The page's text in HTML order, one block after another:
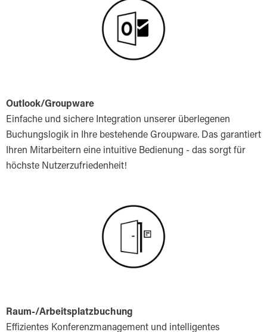
Outlook/Groupware
Einfache und sichere Integration unserer überlegenen
Buchungslogik in Ihre bestehende Groupware. Das garantiert
Ihren Mitarbeitern eine intuitive Bedienung - das sorgt für
höchste Nutzerzufriedenheit!
Raum-/Arbeitsplatzbuchung
Effizientes Konferenzmanagement und intelligentes